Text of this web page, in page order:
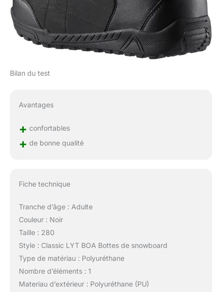
Bilan du test
Avantages
+ confortables
+ de bonne qualité
Fiche technique
Tranche d’âge : Adulte
Couleur : Noir
Taille : 280
Style : Classic LYT BOA Bottes de snowboard
Type de matériau : Polyuréthane
Nombre d’éléments : 1
Materiau d’extérieur : Polyuréthane (PU)